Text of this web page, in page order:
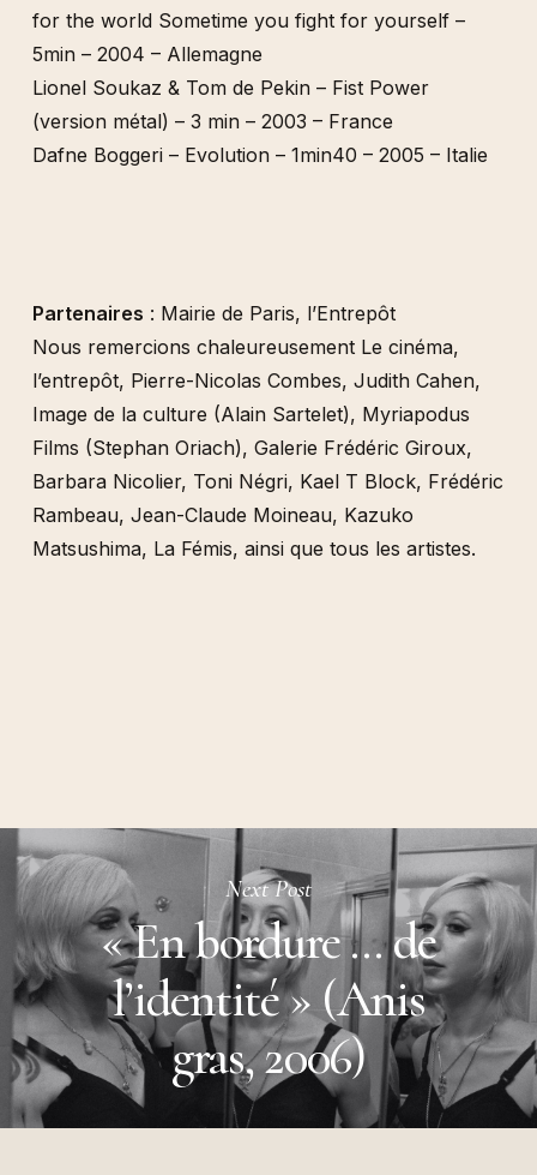
for the world Sometime you fight for yourself –
5min – 2004 – Allemagne
Lionel Soukaz & Tom de Pekin – Fist Power
(version métal) – 3 min – 2003 – France
Dafne Boggeri – Evolution – 1min40 – 2005 – Italie
Partenaires : Mairie de Paris, l’Entrepôt
Nous remercions chaleureusement Le cinéma,
l’entrepôt, Pierre-Nicolas Combes, Judith Cahen,
Image de la culture (Alain Sartelet), Myriapodus
Films (Stephan Oriach), Galerie Frédéric Giroux,
Barbara Nicolier, Toni Négri, Kael T Block, Frédéric
Rambeau, Jean-Claude Moineau, Kazuko
Matsushima, La Fémis, ainsi que tous les artistes.
Next Post
« En bordure … de
l’identité » (Anis
gras, 2006)